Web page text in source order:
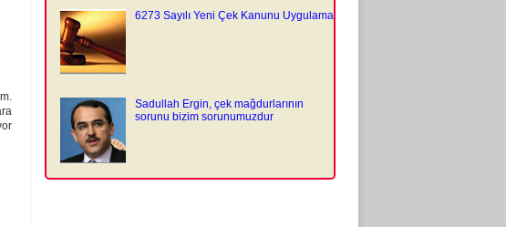
6273 Sayılı Yeni Çek Kanunu Uygulama
Sadullah Ergin, çek mağdurlarının
sorunu bizim sorunumuzdur